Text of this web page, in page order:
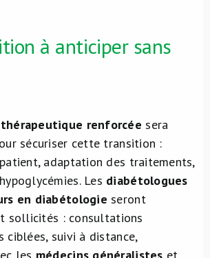
à anticiper sans
renforcée sera
sécuriser cette transition :
adaptation des traitements,
Les diabétologues
en diabétologie seront
sollicités : consultations
ciblées, suivi à distance,